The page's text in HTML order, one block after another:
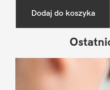
Dodaj do koszyka
Sidebar